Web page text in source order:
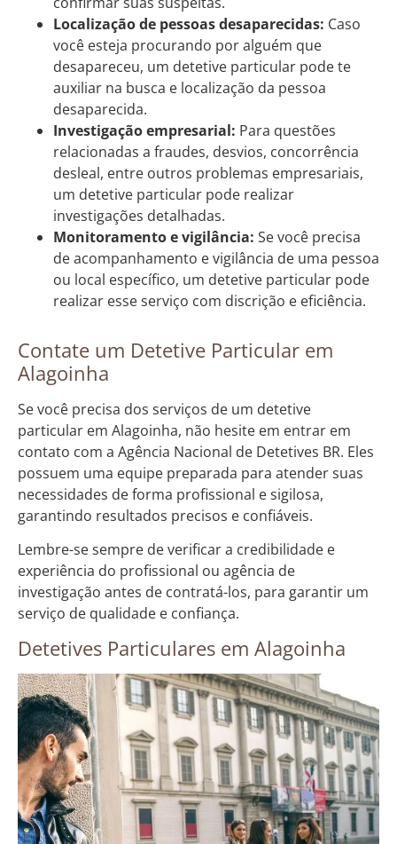
Localização de pessoas desaparecidas: Caso
você esteja procurando por alguém que
desapareceu, um detetive particular pode te
auxiliar na busca e localização da pessoa
desaparecida.
Investigação empresarial: Para questões
relacionadas a fraudes, desvios, concorrência
desleal, entre outros problemas empresariais,
um detetive particular pode realizar
investigações detalhadas.
Monitoramento e vigilância: Se você precisa
de acompanhamento e vigilância de uma pessoa
ou local específico, um detetive particular pode
realizar esse serviço com discrição e eficiência.
Contate um Detetive Particular em
Alagoinha
Se você precisa dos serviços de um detetive
particular em Alagoinha, não hesite em entrar em
contato com a Agência Nacional de Detetives BR. Eles
possuem uma equipe preparada para atender suas
necessidades de forma profissional e sigilosa,
garantindo resultados precisos e confiáveis.
Lembre-se sempre de verificar a credibilidade e
experiência do profissional ou agência de
investigação antes de contratá-los, para garantir um
serviço de qualidade e confiança.
Detetives Particulares em Alagoinha